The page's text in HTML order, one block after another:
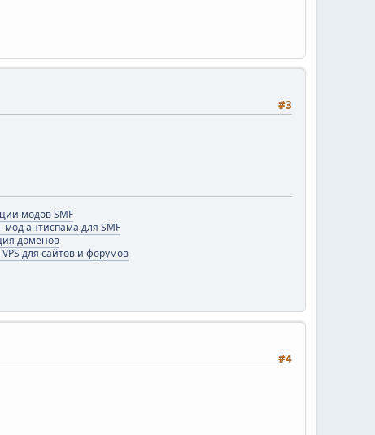
#3
модов SMF
мод антиспама для SMF
доменов
для сайтов и форумов
#4